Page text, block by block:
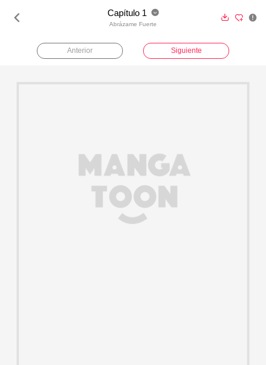
 Capítulo 1 
Abrázame Fuerte
  
Anterior Siguiente